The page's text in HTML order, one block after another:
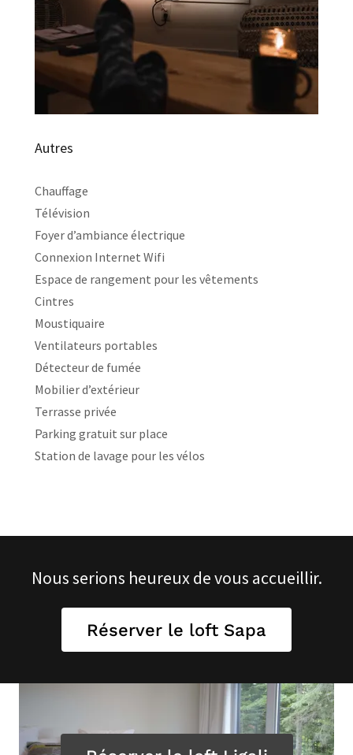
Autres
Chauffage
Télévision
Foyer d’ambiance électrique
Connexion Internet Wifi
Espace de rangement pour les vêtements
Cintres
Moustiquaire
Ventilateurs portables
Détecteur de fumée
Mobilier d’extérieur
Terrasse privée
Parking gratuit sur place
Station de lavage pour les vélos
Nous serions heureux de vous accueillir.
Réserver le loft Sapa